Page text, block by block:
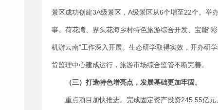
景区成功创建3A级景区，A级景区从6个增至22个。举
事。荷花湾、界头花海乡村特色旅游综合开发、宝能“
机游云南”工作深入开展。生态研学取得实效，开办研
货监理中心建成运行，旅游市场综合监管不断完善。
（三）打造特色增亮点，发展基础更加牢固。
重点项目加快推进。完成固定资产投资245.55亿